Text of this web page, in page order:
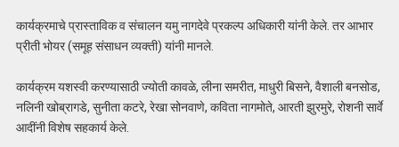
कार्यक्रमाचे प्रास्ताविक व संचालन यमु नागदेवे प्रकल्प अधिकारी यांनी केले. तर आभार
प्रीती भोयर (समूह संसाधन व्यक्ती) यांनी मानले.
कार्यक्रम यशस्वी करण्यासाठी ज्योती कावळे, लीना समरीत, माधुरी बिसने, वैशाली बनसोड,
नलिनी खोब्रागडे, सुनीता कटरे, रेखा सोनवाणे, कविता नागमोते, आरती झुरमुरे, रोशनी सार्वे
आदींनी विशेष सहकार्य केले.